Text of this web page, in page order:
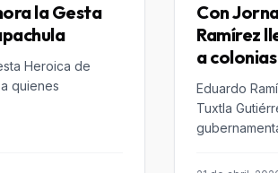
la Gesta
Heroica de
quienes
Con
Ramírez
a
Eduardo
Tuxtla